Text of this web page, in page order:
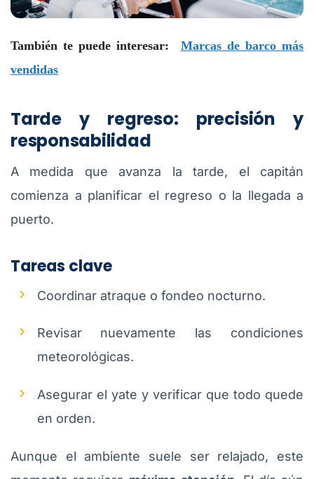
También te puede interesar: Marcas de barco más
vendidas
Tarde y regreso: precisión y
responsabilidad
A medida que avanza la tarde, el capitán
comienza a planificar el regreso o la llegada a
puerto.
Tareas clave
Coordinar atraque o fondeo nocturno.
Revisar nuevamente las condiciones
meteorológicas.
Asegurar el yate y verificar que todo quede
en orden.
Aunque el ambiente suele ser relajado, este